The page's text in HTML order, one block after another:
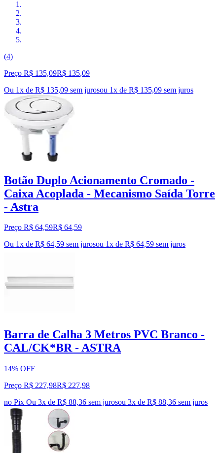
(4)
Preço R$ 135,09R$ 135,09
Ou 1x de R$ 135,09 sem jurosou 1x de R$ 135,09 sem juros
Botão Duplo Acionamento Cromado -
Caixa Acoplada - Mecanismo Saída Torre
- Astra
Preço R$ 64,59R$ 64,59
Ou 1x de R$ 64,59 sem jurosou 1x de R$ 64,59 sem juros
Barra de Calha 3 Metros PVC Branco -
CAL/CK*BR - ASTRA
14% OFF
Preço R$ 227,98R$ 227,98
no Pix Ou 3x de R$ 88,36 sem jurosou 3x de R$ 88,36 sem juros